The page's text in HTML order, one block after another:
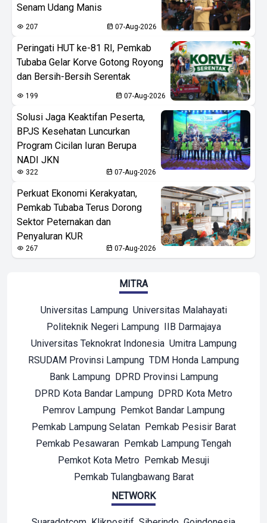
Senam Udang Manis
207 07-Aug-2026
Peringati HUT ke-81 RI, Pemkab
Tubaba Gelar Korve Gotong Royong
dan Bersih-Bersih Serentak
199 07-Aug-2026
Solusi Jaga Keaktifan Peserta,
BPJS Kesehatan Luncurkan
Program Cicilan Iuran Berupa
NADI JKN
322 07-Aug-2026
Perkuat Ekonomi Kerakyatan,
Pemkab Tubaba Terus Dorong
Sektor Peternakan dan
Penyaluran KUR
267 07-Aug-2026
MITRA
Universitas Lampung Universitas Malahayati
Politeknik Negeri Lampung IIB Darmajaya
Universitas Teknokrat Indonesia Umitra Lampung
RSUDAM Provinsi Lampung TDM Honda Lampung
Bank Lampung DPRD Provinsi Lampung
DPRD Kota Bandar Lampung DPRD Kota Metro
Pemrov Lampung Pemkot Bandar Lampung
Pemkab Lampung Selatan Pemkab Pesisir Barat
Pemkab Pesawaran Pemkab Lampung Tengah
Pemkot Kota Metro Pemkab Mesuji
Pemkab Tulangbawang Barat
NETWORK